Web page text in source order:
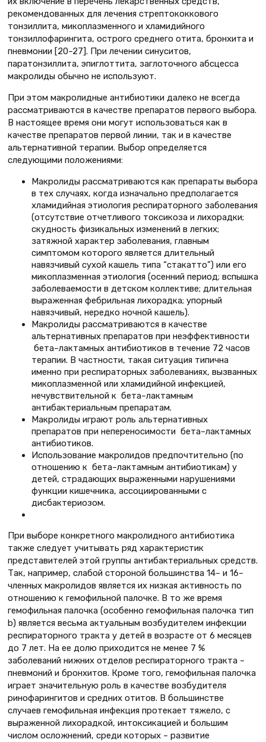
рекомендованных для лечения стрептококкового
тонзиллита, микоплазменного и хламидийного
тонзиллофарингита, острого среднего отита, бронхита и
пневмонии [20–27]. При лечении синуситов,
паратонзиллита, эпиглоттита, заглоточного абсцесса
макролиды обычно не используют.
При этом макролидные антибиотики далеко не всегда
рассматриваются в качестве препаратов первого выбора.
В настоящее время они могут использоваться как в
качестве препаратов первой линии, так и в качестве
альтернативной терапии. Выбор определяется
следующими положениями:
Макролиды рассматриваются как препараты выбора
в тех случаях, когда изначально предполагается
хламидийная этиология респираторного заболевания
(отсутствие отчетливого токсикоза и лихорадки;
скудность физикальных изменений в легких;
затяжной характер заболевания, главным
симптомом которого является длительный
навязчивый сухой кашель типа “стакатто”) или его
микоплазменная этиология (осенний период; вспышка
заболеваемости в детском коллективе; длительная
выраженная фебрильная лихорадка; упорный
навязчивый, нередко ночной кашель).
Макролиды рассматриваются в качестве
альтернативных препаратов при неэффективности
бета–лактамных антибиотиков в течение 72 часов
терапии. В частности, такая ситуация типична
именно при респираторных заболеваниях, вызванных
микоплазменной или хламидийной инфекцией,
нечувствительной к бета–лактамным
антибактериальным препаратам.
Макролиды играют роль альтернативных
препаратов при непереносимости бета–лактамных
антибиотиков.
Использование макролидов предпочтительно (по
отношению к бета–лактамным антибиотикам) у
детей, страдающих выраженными нарушениями
функции кишечника, ассоциированными с
дисбактериозом.
При выборе конкретного макролидного антибиотика
также следует учитывать ряд характеристик
представителей этой группы антибактериальных средств.
Так, например, слабой стороной большинства 14– и 16–
членных макролидов является их низкая активность по
отношению к гемофильной палочке. В то же время
гемофильная палочка (особенно гемофильная палочка тип
b) является весьма актуальным возбудителем инфекции
респираторного тракта у детей в возрасте от 6 месяцев
до 7 лет. На ее долю приходится не менее 7 %
заболеваний нижних отделов респираторного тракта –
пневмоний и бронхитов. Кроме того, гемофильная палочка
играет значительную роль в качестве возбудителя
ринофарингитов и средних отитов. В большинстве
случаев гемофильная инфекция протекает тяжело, с
выраженной лихорадкой, интоксикацией и большим
числом осложнений, среди которых – развитие